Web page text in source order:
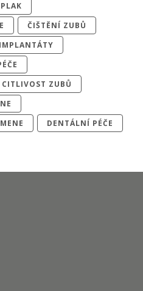
ČIŠTĚNÍ ZUBŮ
CITLIVOST ZUBŮ
DENTÁLNÍ PÉČE